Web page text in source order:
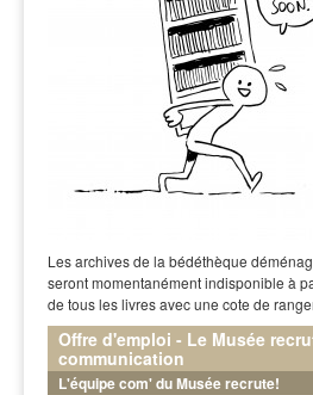
Les archives de la bédéthèque
seront momentanément indisponible à
de tous les livres avec une cote de
Offre d'emploi - Le Musée
communication
L'équipe com' du Musée recrute!